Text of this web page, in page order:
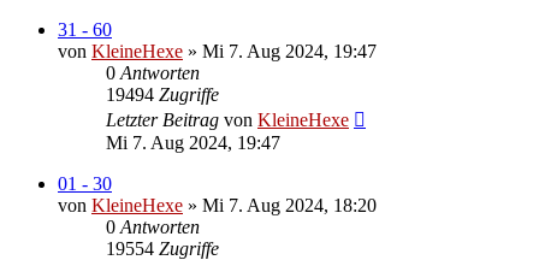
31 - 60
von KleineHexe » Mi 7. Aug 2024, 19:47
0 Antworten
19494 Zugriffe
Letzter Beitrag von KleineHexe
Mi 7. Aug 2024, 19:47
01 - 30
von KleineHexe » Mi 7. Aug 2024, 18:20
0 Antworten
19554 Zugriffe